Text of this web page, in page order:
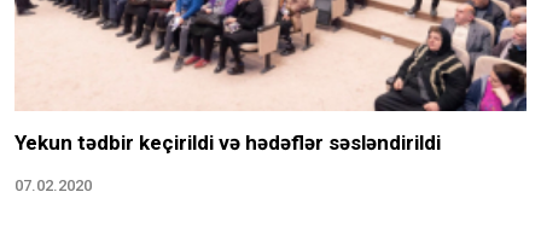
Yekun tədbir keçirildi və hədəflər səsləndirildi
07.02.2020